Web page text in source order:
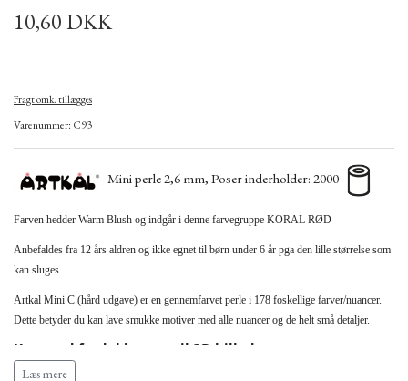
10,60 DKK
Fragt omk. tillægges
Varenummer: C93
Mini perle 2,6 mm, Poser inderholder: 2000
Farven hedder Warm Blush og indgår i denne farvegruppe KORAL RØD
Anbefaldes fra 12 års aldren og ikke egnet til børn under 6 år pga den lille størrelse som
kan sluges.
Artkal Mini C (hård udgave) er en gennemfarvet perle i 178 foskellige farver/nuancer.
Dette betyder du kan lave smukke motiver med alle nuancer og de helt små detaljer.
Kan med fordel bruges til 3D billeder.
Læs mere